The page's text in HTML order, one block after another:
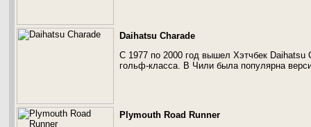
Daihatsu Charade
С 1977 по 2000 год вышел Хэтчбек Daihatsu
гольф-класса. В Чили была популярна
Plymouth Road Runner